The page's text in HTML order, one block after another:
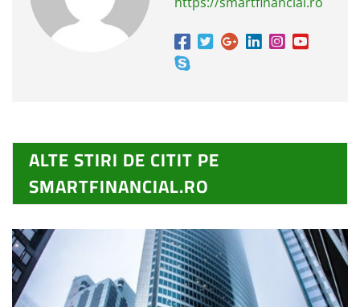
ALTE STIRI DE CITIT PE
SMARTFINANCIAL.RO